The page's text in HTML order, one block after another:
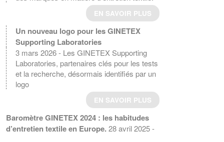
EN SAVOIR PLUS
Un nouveau logo pour les GINETEX
Supporting Laboratories
3 mars 2026 - Les GINETEX Supporting
Laboratories, partenaires clés pour les tests
et la recherche, désormais identifiés par un
logo
EN SAVOIR PLUS
Baromètre GINETEX 2024 : les habitudes
d’entretien textile en Europe. 28 avril 2025 -